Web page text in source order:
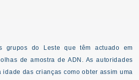
grupos do Leste que têm actuado em
de amostra de ADN. As autoridades
das crianças como obter assim uma